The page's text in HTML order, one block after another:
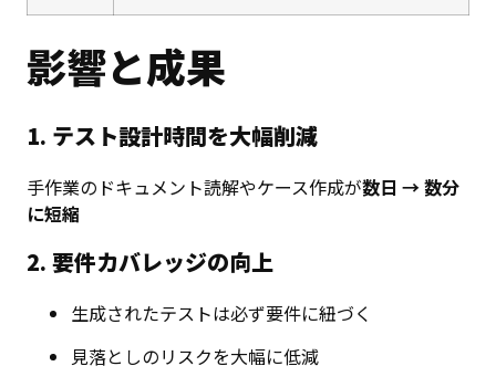
影響と成果
1. テスト設計時間を大幅削減
手作業のドキュメント読解やケース作成が数日 → 数分
に短縮
2. 要件カバレッジの向上
生成されたテストは必ず要件に紐づく
見落としのリスクを大幅に低減